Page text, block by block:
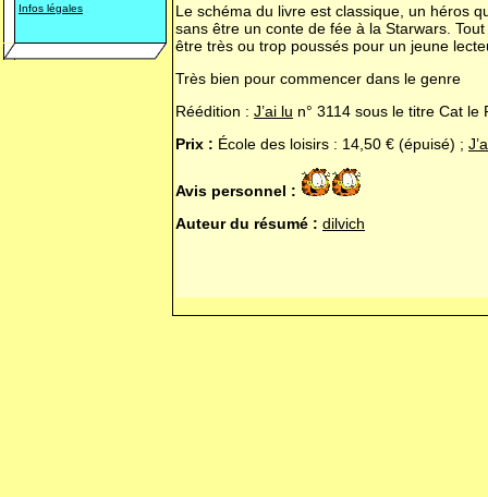
Infos légales
Le schéma du livre est classique, un héros
sans être un conte de fée à la Starwars.
être très ou trop poussés pour un jeune
Très bien pour commencer dans le genre
Réédition : J’ai lu n° 3114 sous le titre Cat le
Prix : École des loisirs : 14,50 € (épuisé) ;
Avis personnel :
Auteur du résumé : dilvich